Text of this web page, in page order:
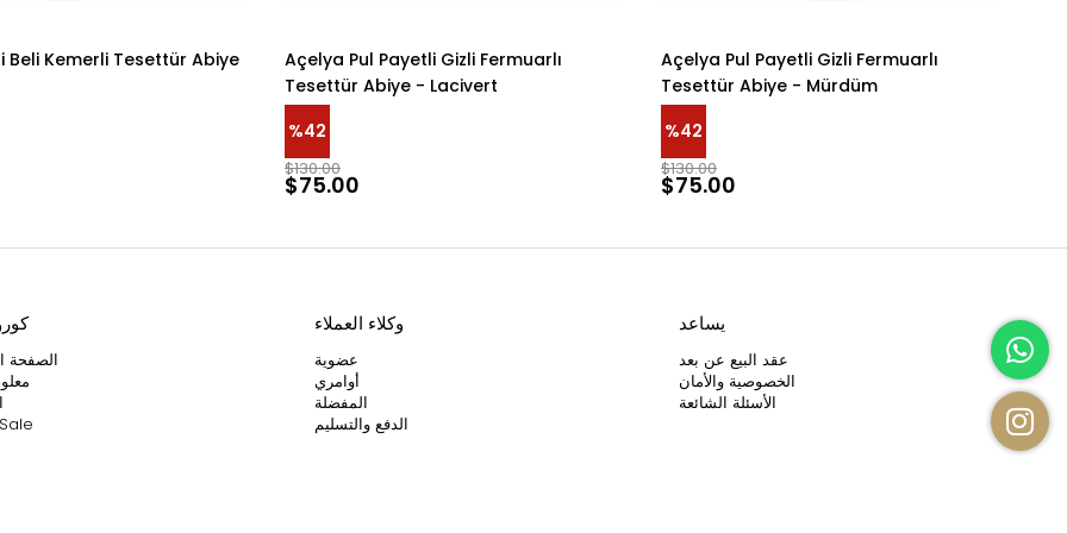
Beli Kemerli Tesettür Abiye
Açelya Pul Payetli Gizli Fermuarlı
Tesettür Abiye - Lacivert
%42
$75.00
$130.00
Açelya Pul Payetli Gizli Fermuarlı
Tesettür Abiye - Mürdüm
%42
$75.00
$130.00
الصفحة
وكلاء العملاء
عضوية
أوامري
المفضلة
الدفع والتسليم
يساعد
عقد البيع عن بعد
الخصوصية والأمان
الأسئلة الشائعة